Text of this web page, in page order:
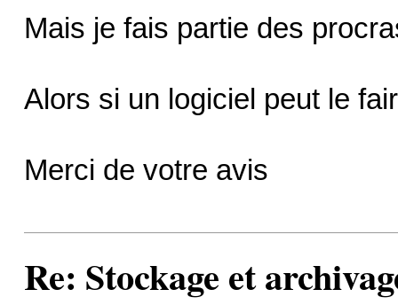
Mais je fais partie des
Alors si un logiciel peut le
Merci de votre avis
Re: Stockage et